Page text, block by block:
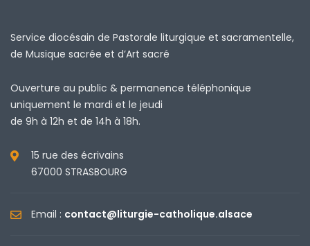
Service diocésain de Pastorale liturgique et sacramentelle,
de Musique sacrée et d’Art sacré
Ouverture au public & permanence téléphonique
uniquement le mardi et le jeudi
de 9h à 12h et de 14h à 18h.
15 rue des écrivains
67000 STRASBOURG
Email : contact@liturgie-catholique.alsace